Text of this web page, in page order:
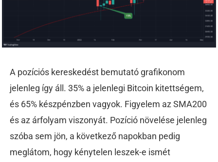
A pozíciós kereskedést bemutató grafikonom
jelenleg így áll. 35% a jelenlegi Bitcoin kitettségem,
és 65% készpénzben vagyok. Figyelem az SMA200
és az árfolyam viszonyát. Pozíció növelése jelenleg
szóba sem jön, a következő napokban pedig
meglátom, hogy kénytelen leszek-e ismét